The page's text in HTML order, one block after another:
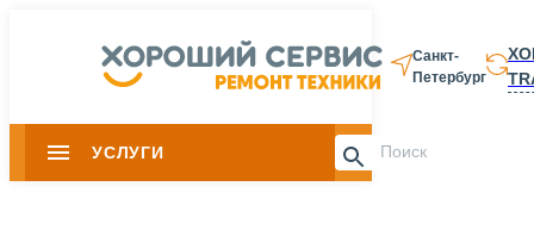
Санкт-
Петербург
УСЛУГИ 8 812 337-